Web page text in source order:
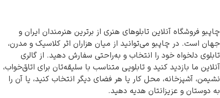
چاپبو فروشگاه آنلاین تابلوهای هنری از برترین هنرمندان ایران و
جهان است. در چاپبو می‌توانید از میان هزاران اثر کلاسیک و مدرن،
تابلوی دلخواه خود را انتخاب و به‌راحتی سفارش دهید. از گالری
آنلاین ما بازدید کنید و تابلویی متناسب با سلیقه‌تان برای اتاق‌خواب،
نشیمن، آشپزخانه، محل کار یا هر فضای دیگر انتخاب کنید، یا آن را
به دوستان و عزیزانتان هدیه دهید.